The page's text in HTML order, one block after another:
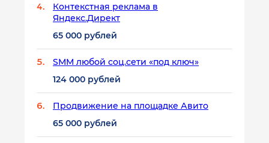
Контекстная реклама в
Яндекс.Директ
65 000 рублей
SMM любой соц.сети «под ключ»
124 000 рублей
Продвижение на площадке Авито
65 000 рублей